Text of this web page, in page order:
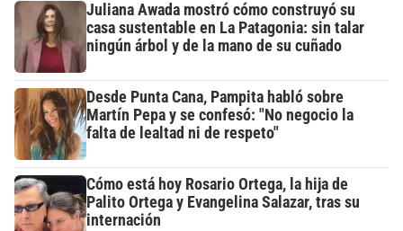
Juliana Awada mostró cómo construyó su
casa sustentable en La Patagonia: sin talar
ningún árbol y de la mano de su cuñado
Desde Punta Cana, Pampita habló sobre
Martín Pepa y se confesó: "No negocio la
falta de lealtad ni de respeto"
Cómo está hoy Rosario Ortega, la hija de
Palito Ortega y Evangelina Salazar, tras su
internación